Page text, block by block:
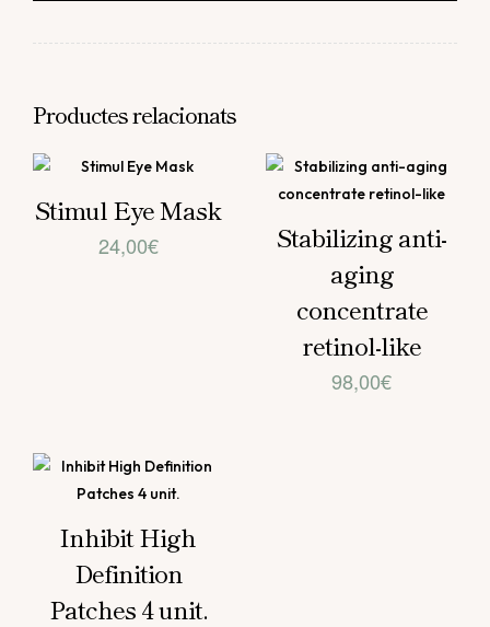
Productes relacionats
Stimul Eye Mask
24,00€
Stabilizing anti-
aging
concentrate
retinol-like
98,00€
Inhibit High
Definition
Patches 4 unit.